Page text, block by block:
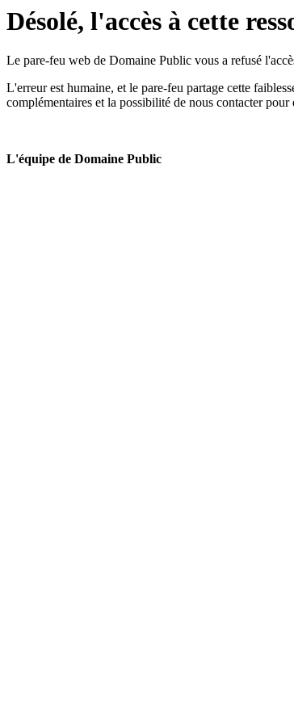
Désolé, l'accès à cette
Le pare-feu web de Domaine Public vous a refusé
L'erreur est humaine, et le pare-feu partage cette
complémentaires et la possibilité de nous contacter
L'équipe de Domaine Public